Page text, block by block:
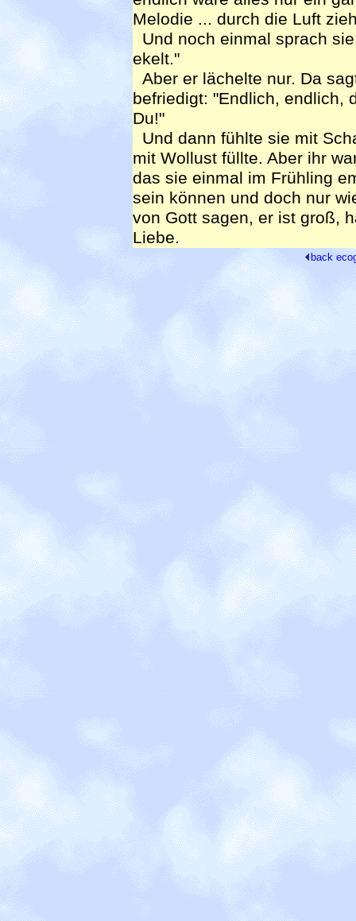
Melodie ... durch die Luft
Und noch einmal sprach
ekelt."
Aber er lächelte nur. Da
befriedigt: "Endlich, endlich,
Du!"
Und dann fühlte sie mit
mit Wollust füllte. Aber ihr
das sie einmal im Frühling
sein können und doch nur
von Gott sagen, er ist groß,
Liebe.
back